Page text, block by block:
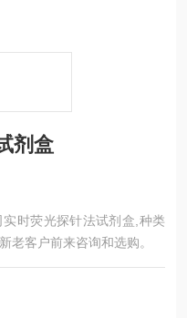
剂盒
时荧光探针法试剂盒,种类
老客户前来咨询和选购。